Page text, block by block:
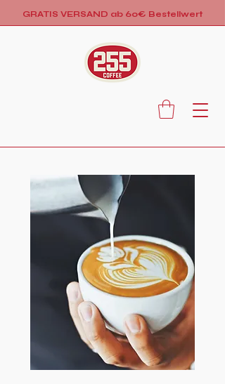
GRATIS VERSAND ab 60€ Bestellwert